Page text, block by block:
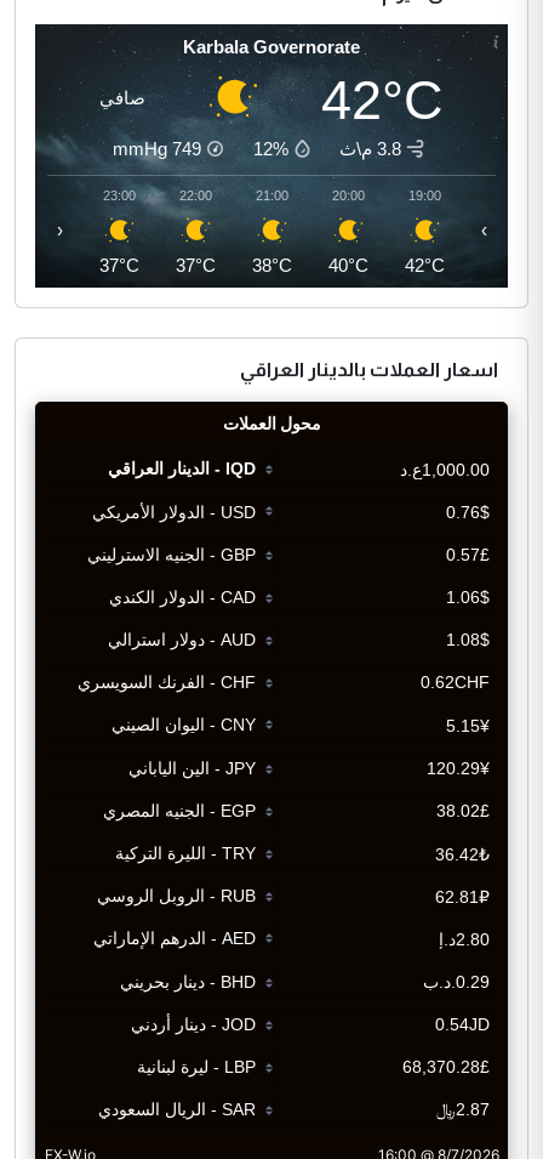
Karbala Governorate
42°C صافي
3.8 م\ث 12%
749
mmHg
19:00
42°C
20:00
40°C
21:00
38°C
22:00
37°C
23:00
37°C
‹ ›
اسعار العملات بالدينار العراقي